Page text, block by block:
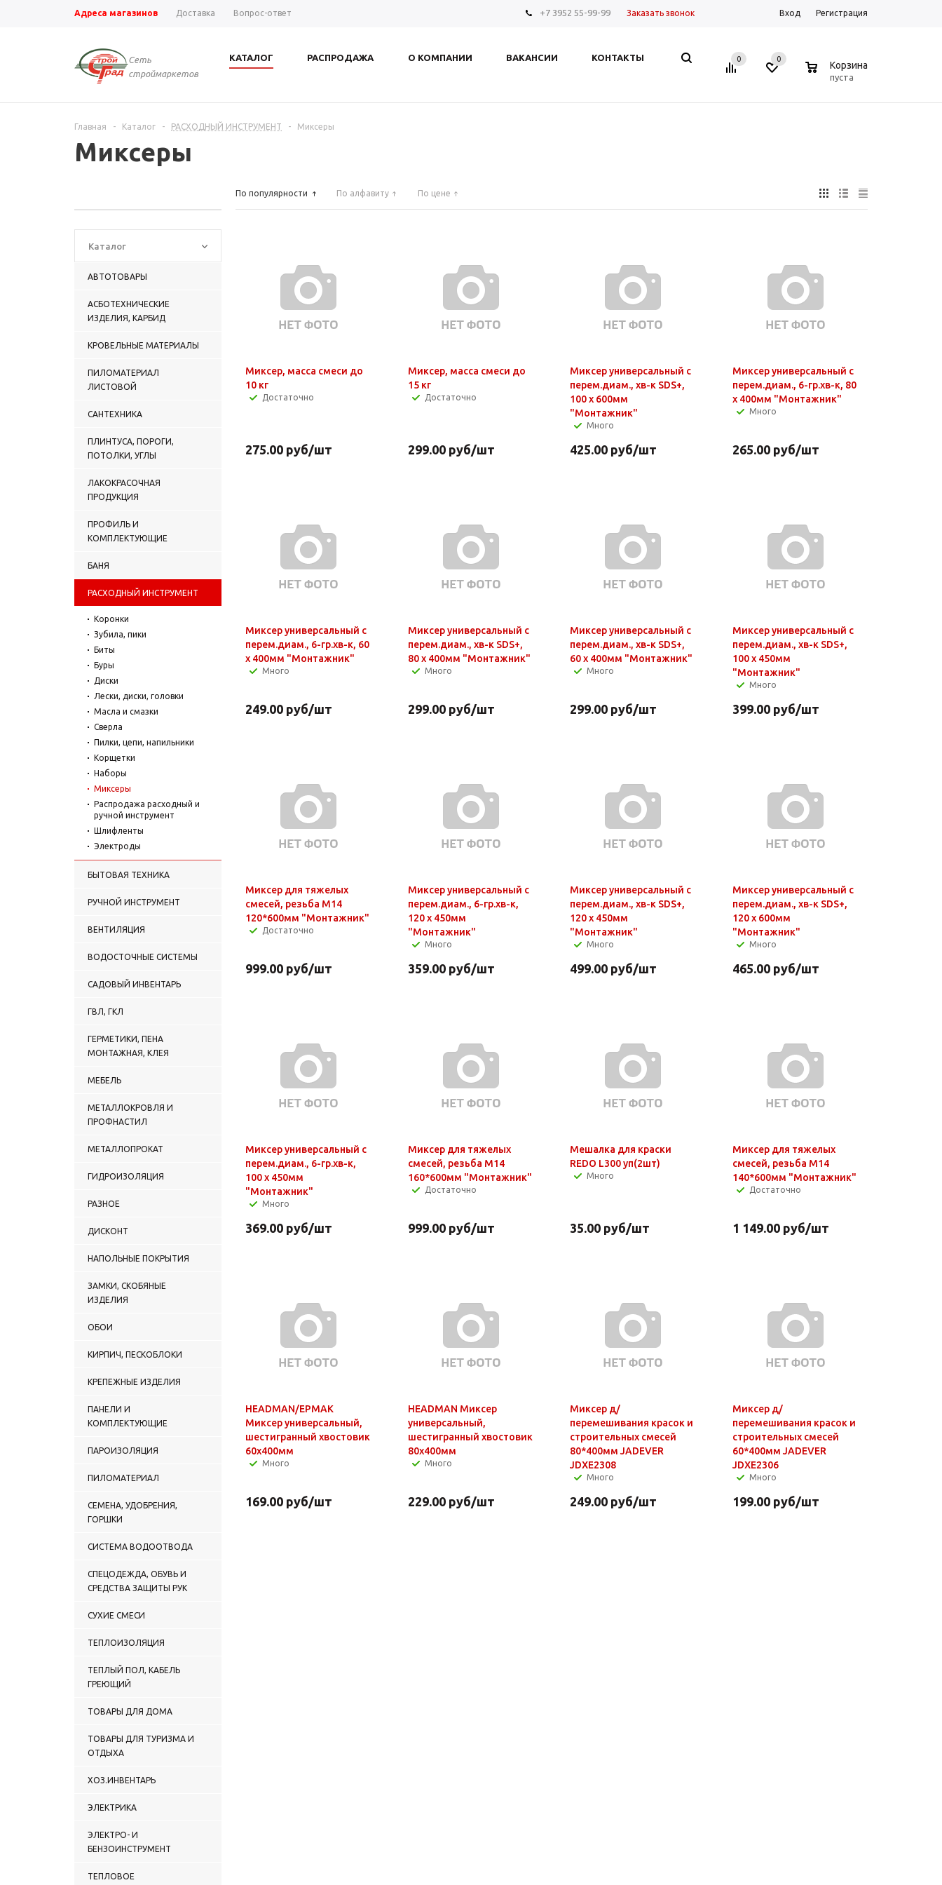
Адреса магазинов Доставка Вопрос-ответ +7 3952 55-99-99 Заказать звонок Вход Регистрация
Сеть
строймаркетов
КАТАЛОГ РАСПРОДАЖА О КОМПАНИИ ВАКАНСИИ КОНТАКТЫ 0 0
Корзина
пуста
Главная - Каталог - РАСХОДНЫЙ ИНСТРУМЕНТ - Миксеры
Миксеры
Каталог
АВТОТОВАРЫ
АСБОТЕХНИЧЕСКИЕ
ИЗДЕЛИЯ, КАРБИД
КРОВЕЛЬНЫЕ МАТЕРИАЛЫ
ПИЛОМАТЕРИАЛ
ЛИСТОВОЙ
САНТЕХНИКА
ПЛИНТУСА, ПОРОГИ,
ПОТОЛКИ, УГЛЫ
ЛАКОКРАСОЧНАЯ
ПРОДУКЦИЯ
ПРОФИЛЬ И
КОМПЛЕКТУЮЩИЕ
БАНЯ
РАСХОДНЫЙ ИНСТРУМЕНТ
Коронки
Зубила, пики
Биты
Буры
Диски
Лески, диски, головки
Масла и смазки
Сверла
Пилки, цепи, напильники
Корщетки
Наборы
Миксеры
Распродажа расходный и
ручной инструмент
Шлифленты
Электроды
БЫТОВАЯ ТЕХНИКА
РУЧНОЙ ИНСТРУМЕНТ
ВЕНТИЛЯЦИЯ
ВОДОСТОЧНЫЕ СИСТЕМЫ
САДОВЫЙ ИНВЕНТАРЬ
ГВЛ, ГКЛ
ГЕРМЕТИКИ, ПЕНА
МОНТАЖНАЯ, КЛЕЯ
МЕБЕЛЬ
МЕТАЛЛОКРОВЛЯ И
ПРОФНАСТИЛ
МЕТАЛЛОПРОКАТ
ГИДРОИЗОЛЯЦИЯ
РАЗНОЕ
ДИСКОНТ
НАПОЛЬНЫЕ ПОКРЫТИЯ
ЗАМКИ, СКОБЯНЫЕ
ИЗДЕЛИЯ
ОБОИ
КИРПИЧ, ПЕСКОБЛОКИ
КРЕПЕЖНЫЕ ИЗДЕЛИЯ
ПАНЕЛИ И
КОМПЛЕКТУЮЩИЕ
ПАРОИЗОЛЯЦИЯ
ПИЛОМАТЕРИАЛ
СЕМЕНА, УДОБРЕНИЯ,
ГОРШКИ
СИСТЕМА ВОДООТВОДА
СПЕЦОДЕЖДА, ОБУВЬ И
СРЕДСТВА ЗАЩИТЫ РУК
СУХИЕ СМЕСИ
ТЕПЛОИЗОЛЯЦИЯ
ТЕПЛЫЙ ПОЛ, КАБЕЛЬ
ГРЕЮЩИЙ
ТОВАРЫ ДЛЯ ДОМА
ТОВАРЫ ДЛЯ ТУРИЗМА И
ОТДЫХА
ХОЗ.ИНВЕНТАРЬ
ЭЛЕКТРИКА
ЭЛЕКТРО- И
БЕНЗОИНСТРУМЕНТ
ТЕПЛОВОЕ
По популярности По алфавиту По цене
Миксер, масса смеси до
10 кг
Достаточно
275.00 руб/шт
Миксер, масса смеси до
15 кг
Достаточно
299.00руб/шт
Миксер универсальный с
перем.диам., хв-к SDS+,
100 х 600мм
"Монтажник"
Много
425.00 руб/шт
Миксер универсальный c
перем.диам., 6-гр.хв-к, 80
х 400мм "Монтажник"
Много
265.00руб/шт
Миксер универсальный c
перем.диам., 6-гр.хв-к, 60
х 400мм "Монтажник"
Много
249.00 руб/шт
Миксер универсальный с
перем.диам., хв-к SDS+,
80 х 400мм "Монтажник"
Много
299.00руб/шт
Миксер универсальный с
перем.диам., хв-к SDS+,
60 х 400мм "Монтажник"
Много
299.00 руб/шт
Миксер универсальный с
перем.диам., хв-к SDS+,
100 х 450мм
"Монтажник"
Много
399.00руб/шт
Миксер для тяжелых
смесей, резьба М14
120*600мм "Монтажник"
Достаточно
999.00 руб/шт
Миксер универсальный c
перем.диам., 6-гр.хв-к,
120 х 450мм
"Монтажник"
Много
359.00руб/шт
Миксер универсальный с
перем.диам., хв-к SDS+,
120 х 450мм
"Монтажник"
Много
499.00 руб/шт
Миксер универсальный с
перем.диам., хв-к SDS+,
120 х 600мм
"Монтажник"
Много
465.00руб/шт
Миксер универсальный c
перем.диам., 6-гр.хв-к,
100 х 450мм
"Монтажник"
Много
369.00 руб/шт
Миксер для тяжелых
смесей, резьба М14
160*600мм "Монтажник"
Достаточно
999.00руб/шт
Мешалка для краски
REDO L300 уп(2шт)
Много
35.00 руб/шт
Миксер для тяжелых
смесей, резьба М14
140*600мм "Монтажник"
Достаточно
1 149.00руб/шт
HEADMAN/ЕРМАК
Миксер универсальный,
шестигранный хвостовик
60x400мм
Много
169.00 руб/шт
HEADMAN Миксер
универсальный,
шестигранный хвостовик
80x400мм
Много
229.00руб/шт
Миксер д/
перемешивания красок и
строительных смесей
80*400мм JADEVER
JDXE2308
Много
249.00 руб/шт
Миксер д/
перемешивания красок и
строительных смесей
60*400мм JADEVER
JDXE2306
Много
199.00руб/шт